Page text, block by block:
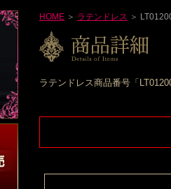
HOME ＞ ラテンドレス ＞
ラテンドレス商品番号「